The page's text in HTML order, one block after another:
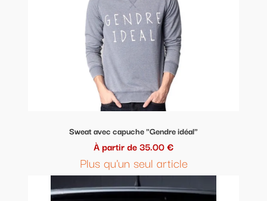
Sweat avec capuche "Gendre idéal"
À partir de 35.00 €
Plus qu'un seul article